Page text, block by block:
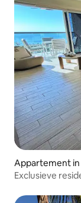
Appartement in
Exclusieve